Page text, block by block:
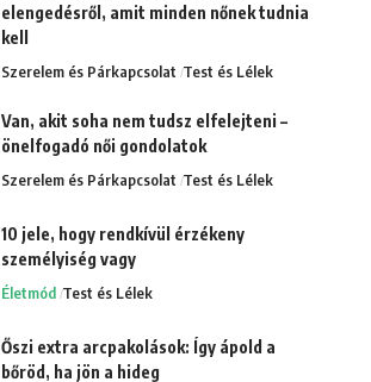
elengedésről, amit minden nőnek tudnia
kell
Szerelem és Párkapcsolat Test és Lélek
Van, akit soha nem tudsz elfelejteni –
önelfogadó női gondolatok
Szerelem és Párkapcsolat Test és Lélek
10 jele, hogy rendkívül érzékeny
személyiség vagy
Életmód Test és Lélek
Őszi extra arcpakolások: Így ápold a
bőröd, ha jön a hideg